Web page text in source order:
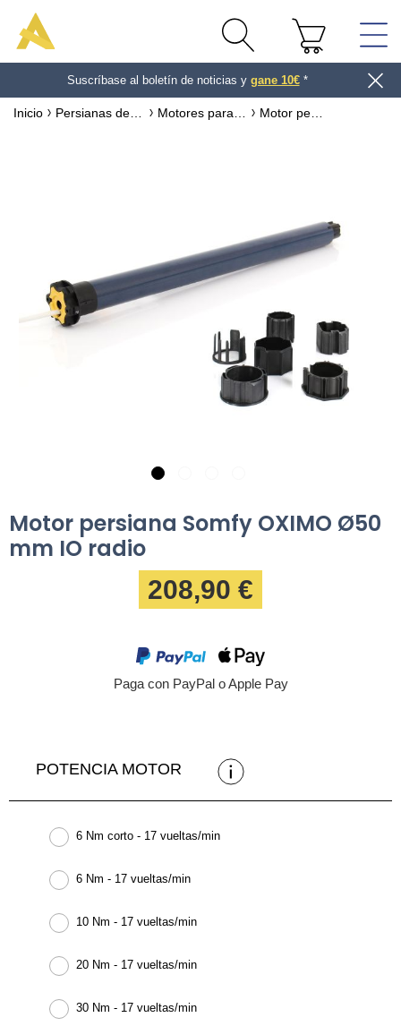
Suscríbase al boletín de noticias y gane 10€*
Inicio
Motor persiana Somfy OXIMO Ø50
mm IO radio
208,90 €
Paga con PayPal o Apple Pay
POTENCIA MOTOR
6 Nm corto - 17 vueltas/min
6 Nm - 17 vueltas/min
10 Nm - 17 vueltas/min
20 Nm - 17 vueltas/min
30 Nm - 17 vueltas/min